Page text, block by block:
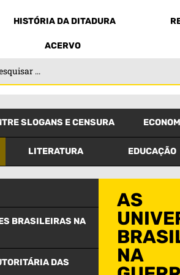
HISTÓRIA DA DITADURA
ACERVO
SLOGANS E CENSURA
LITERATURA EDUCAÇÃO
BRASILEIRAS NA
DAS
AS
NA